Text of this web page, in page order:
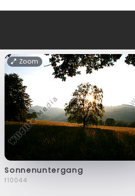
Zoom
Sonnenuntergang
f10044